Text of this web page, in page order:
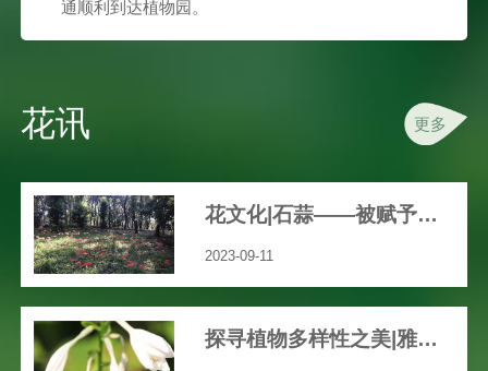
通顺利到达植物园。
花讯 更多
花文化|石蒜——被赋予众多文艺、神秘色彩的花
2023-09-11
探寻植物多样性之美|雅致之花“玉簪”